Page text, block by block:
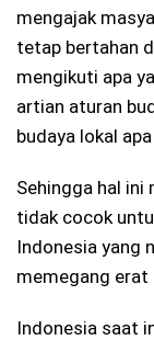
mengajak
tetap bertahan
mengikuti apa
artian aturan
budaya lokal
Sehingga hal
tidak cocok
Indonesia yang
memegang erat
Indonesia saat